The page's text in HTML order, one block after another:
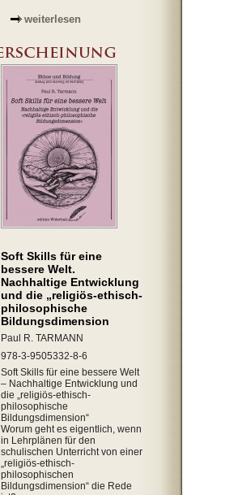
weiterlesen
Soft Skills für eine
bessere Welt.
Nachhaltige Entwicklung
und die „religiös-ethisch-
philosophische
Bildungsdimension
Paul R. TARMANN
978-3-9505332-8-6
Soft Skills für eine bessere Welt
– Nachhaltige Entwicklung und
die „religiös-ethisch-
philosophische
Bildungsdimension“
Worum geht es eigentlich, wenn
in Lehrplänen für den
schulischen Unterricht von einer
„religiös-ethisch-
philosophischen
Bildungsdimension“ die Rede